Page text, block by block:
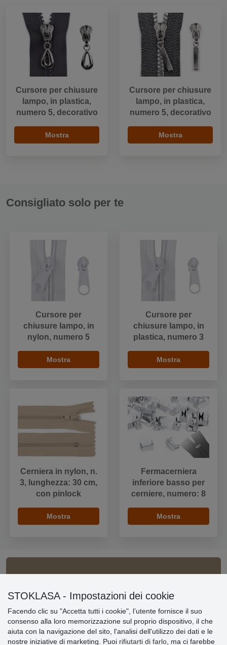
Cursore per chiusure
lampo, in plastica,
numero 5, decorativo
Mostra
Cursore per chiusure
lampo, in plastica,
numero 5, decorativo
Mostra
Consigliato solo per te
Cursore per
chiusure lampo, in
nylon, numero 5
Mostra
Cursore per
chiusure lampo, in
plastica, numero 3
Mostra
Cerniera in nylon, n.
3, lunghezza: 30 cm,
con pinlock
Mostra
Fermacerniera
inferiore basso per
cerniere, numero: 8
Mostra
» Impostazioni dei cookie
» Termini & Condizioni
» Informativa sulla Privacy
» Consegna e pagamento
» Garanzia e resi
STOKLASA - Impostazioni dei cookie
Facendo clic su "Accetta tutti i cookie", l’utente fornisce il suo
consenso alla loro memorizzazione sul proprio dispositivo, il che
aiuta con la navigazione del sito, l'analisi dell'utilizzo dei dati e le
nostre iniziative di marketing. Puoi rifiutarti di farlo , ma ci farebbe